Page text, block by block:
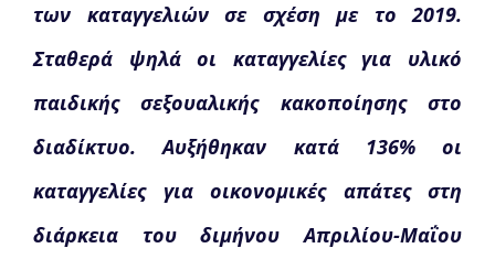
των καταγγελιών σε σχέση με το 2019.
Σταθερά ψηλά οι καταγγελίες για υλικό
παιδικής σεξουαλικής κακοποίησης στο
διαδίκτυο. Αυξήθηκαν κατά 136% οι
καταγγελίες για οικονομικές απάτες στη
διάρκεια του διμήνου Απριλίου-Μαΐου